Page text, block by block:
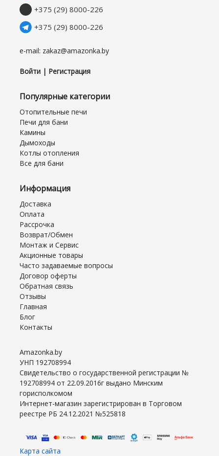
+375 (29) 8000-226
+375 (29) 8000-226
e-mail: zakaz@amazonka.by
Войти | Регистрация
Популярные категории
Отопительные печи
Печи для бани
Камины
Дымоходы
Котлы отопления
Все для бани
Информация
Доставка
Оплата
Рассрочка
Возврат/Обмен
Монтаж и Сервис
Акционные товары
Часто задаваемые вопросы
Договор оферты
Обратная связь
Отзывы
Главная
Блог
Контакты
Amazonka.by
УНП 192708994
Свидетельство о государственной регистрации №
192708994 от 22.09.2016г выдано Минским
горисполкомом
Интернет-магазин зарегистрирован в Торговом
реестре РБ 24.12.2021 №525818
Карта сайта